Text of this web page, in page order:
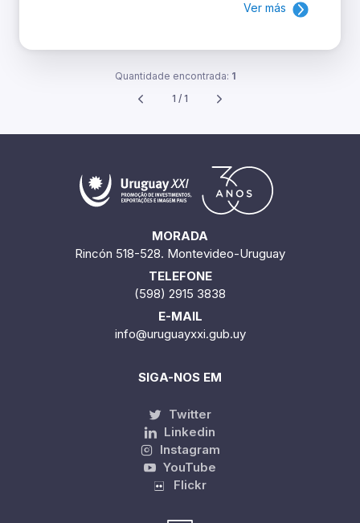
Ver más
Quantidade encontrada: 1
1 / 1
MORADA
Rincón 518-528. Montevideo-Uruguay
TELEFONE
(598) 2915 3838
E-MAIL
info@uruguayxxi.gub.uy
SIGA-NOS EM
Twitter
Linkedin
Instagram
YouTube
Flickr